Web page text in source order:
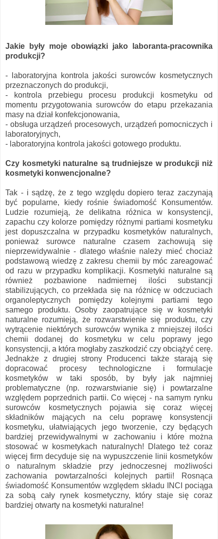
Jakie były moje obowiązki jako laboranta-pracownika
produkcji?
- laboratoryjna kontrola jakości surowców kosmetycznych
przeznaczonych do produkcji,
- kontrola przebiegu procesu produkcji kosmetyku od
momentu przygotowania surowców do etapu przekazania
masy na dział konfekcjonowania,
- obsługa urządzeń procesowych, urządzeń pomocniczych i
laboratoryjnych,
- laboratoryjna kontrola jakości gotowego produktu.
Czy kosmetyki naturalne są trudniejsze w produkcji niż
kosmetyki konwencjonalne?
Tak - i sądzę, że z tego względu dopiero teraz zaczynają
być popularne, kiedy rośnie świadomość Konsumentów.
Ludzie rozumieją, że delikatna różnica w konsystencji,
zapachu czy kolorze pomiędzy różnymi partiami kosmetyku
jest dopuszczalna w przypadku kosmetyków naturalnych,
ponieważ surowce naturalne czasem zachowują się
nieprzewidywalnie - dlatego właśnie należy mieć chociaż
podstawową wiedzę z zakresu chemii by móc zareagować
od razu w przypadku komplikacji. Kosmetyki naturalne są
również pozbawione nadmiernej ilości substancji
stabilizujących, co przekłada się na różnicę w odczuciach
organoleptycznych pomiędzy kolejnymi partiami tego
samego produktu. Osoby zaopatrujące się w kosmetyki
naturalne rozumieją, że rozwarstwienie się produktu, czy
wytrącenie niektórych surowców wynika z mniejszej ilości
chemii dodanej do kosmetyku w celu poprawy jego
konsystencji, a która mogłaby zaszkodzić czy obciążyć cerę.
Jednakże z drugiej strony Producenci także starają się
dopracować procesy technologiczne i formulacje
kosmetyków w taki sposób, by były jak najmniej
problematyczne (np. rozwarstwianie się) i powtarzalne
względem poprzednich partii. Co więcej - na samym rynku
surowców kosmetycznych pojawia się coraz więcej
składników mających na celu poprawę konsystencji
kosmetyku, ułatwiających jego tworzenie, czy będących
bardziej przewidywalnymi w zachowaniu i które można
stosować w kosmetykach naturalnych! Dlatego też coraz
więcej firm decyduje się na wypuszczenie linii kosmetyków
o naturalnym składzie przy jednoczesnej możliwości
zachowania powtarzalności kolejnych partii! Rosnąca
świadomość Konsumentów względem składu INCI pociąga
za sobą cały rynek kosmetyczny, który staje się coraz
bardziej otwarty na kosmetyki naturalne!